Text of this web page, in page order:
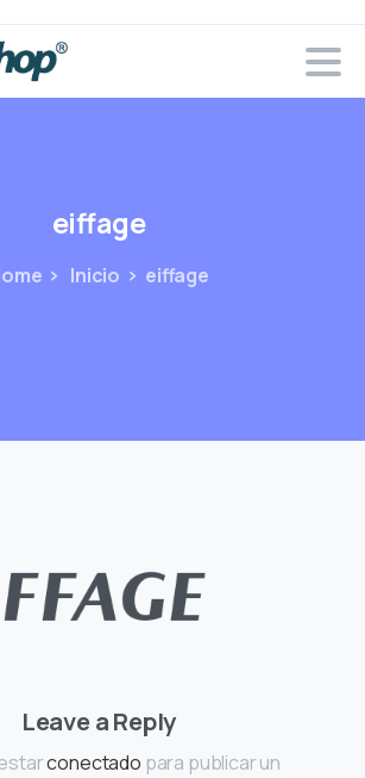
eiffage
Inicio eiffage
Leave a Reply
conectado para publicar un